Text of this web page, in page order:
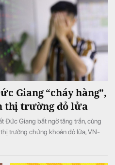
Giang “cháy hàng”,
thị trường đỏ lửa
Đức Giang bất ngờ tăng trần, cùng
trường chứng khoán đỏ lửa, VN-